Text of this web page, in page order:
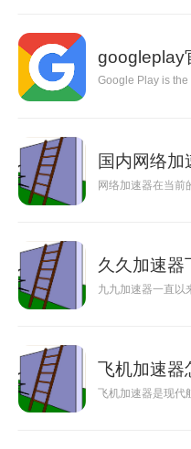
googleplay
Google Play is
国内网络加
网络加速器在当前
久久加速器
九九加速器一直以
飞机加速器
飞机加速器是现代